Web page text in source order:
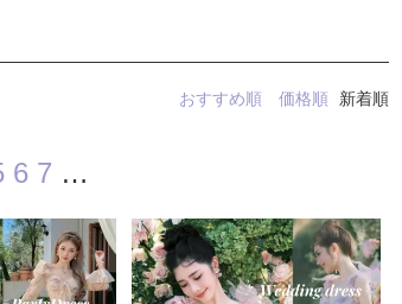
おすすめ順 価格順 新着順
6 7 …